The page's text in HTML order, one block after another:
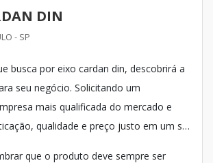
DIN
- SP
busca por eixo cardan din, descobrirá a
seu negócio. Solicitando um
mais qualificada do mercado e
qualidade e preço justo em um só
que o produto deve sempre ser